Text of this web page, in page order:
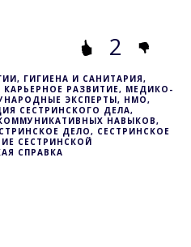
2
ГИГИЕНА И САНИТАРИЯ,
РАЗВИТИЕ, МЕДИКО-
ЭКСПЕРТЫ, НМО,
СЕСТРИНСКОГО ДЕЛА,
НАВЫКОВ,
ДЕЛО, СЕСТРИНСКОЕ
СЕСТРИНСКОЙ
СПРАВКА